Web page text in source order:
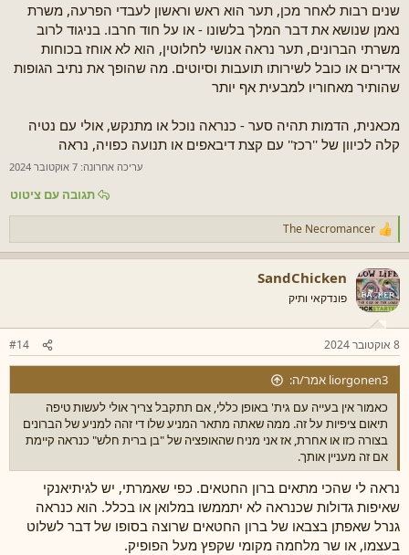
שנים רבות לאחר מכן, תער הוא ראש וראשון לעבדי הפרעה, משרת
נאמן שנושא את דבר המלך בלשונו - או על חוד חרבו. בניגוד לרוב
משרתי הברונים, תער נראה אנושי לחלוטין, הוא לא אוחז בכוחות
אדירים או כובל לשירותו תועבות וסיוטים. מה שהופך את נתיב הגופות
שהותיר מאחוריו למבעית אף יותר
מכאנית, הדמות תהיה סער - כנראה נוכל או מתנקש, אולי עם נטיה
קלה לכיוון של ''רכז'' עם קצת דיבאפים או תנועה כפויה, נראה
עריכה אחרונה: 7 אוקטובר 2024
תגובה עם ציטוט
ר
ג
ש
ו
ת
:
The Necromancer
SandChicken
פונדקאי ותיק
8 אוקטובר 2024 #14
liorgonen3 אמר/ה:
כאמור אין בעייה עם גית' באופן כללי, אם תתקבל צריך אולי לעשות טיפה
תיאום ציפיות על זה. ממה שאתה מתאר המניע שלו די זהה למניע של הברונים
בצורה כזו או אחרת, אז אני מניח שהאופציה של "בן ברית חלש" כנראה קיימת
אם זה מעניין אותך.
נראה לי שהכי מתאים ברון החטאים. כפי שאמרתי, יש לגיתיאנקי
שאיפות גדולות שכנראה לא יתממשו במלואן או בכלל. הוא כנראה
גנרל שאפתן בצבאו של ברון החטאים שרוצה בסופו של דבר לשלוט
בעצמו, או שר מלחמה מקומי שקפץ מעל הפופיק.